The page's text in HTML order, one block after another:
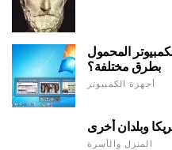
المحمول
بطرق مختلفة؟
أجهزة الكمبيوتر
وبلدان أخرى
المنزل والأسرة